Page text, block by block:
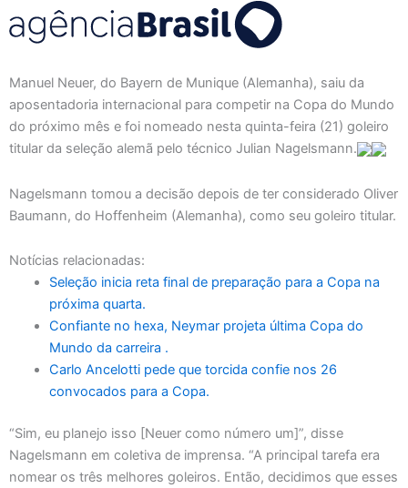
Manuel Neuer, do Bayern de Munique (Alemanha), saiu da
aposentadoria internacional para competir na Copa do Mundo
do próximo mês e foi nomeado nesta quinta-feira (21) goleiro
titular da seleção alemã pelo técnico Julian Nagelsmann.
Nagelsmann tomou a decisão depois de ter considerado Oliver
Baumann, do Hoffenheim (Alemanha), como seu goleiro titular.
Notícias relacionadas:
Seleção inicia reta final de preparação para a Copa na
próxima quarta.
Confiante no hexa, Neymar projeta última Copa do
Mundo da carreira .
Carlo Ancelotti pede que torcida confie nos 26
convocados para a Copa.
“Sim, eu planejo isso [Neuer como número um]”, disse
Nagelsmann em coletiva de imprensa. “A principal tarefa era
nomear os três melhores goleiros. Então, decidimos que esses